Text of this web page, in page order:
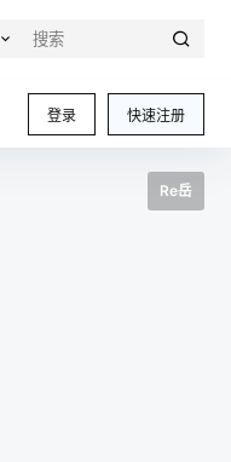
登录 快速注册
Re岳